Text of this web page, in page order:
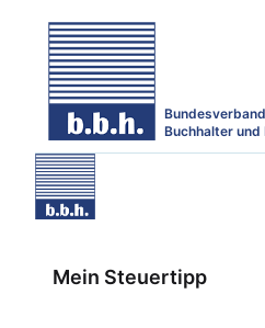
Buchhalter
Mein Steuertipp